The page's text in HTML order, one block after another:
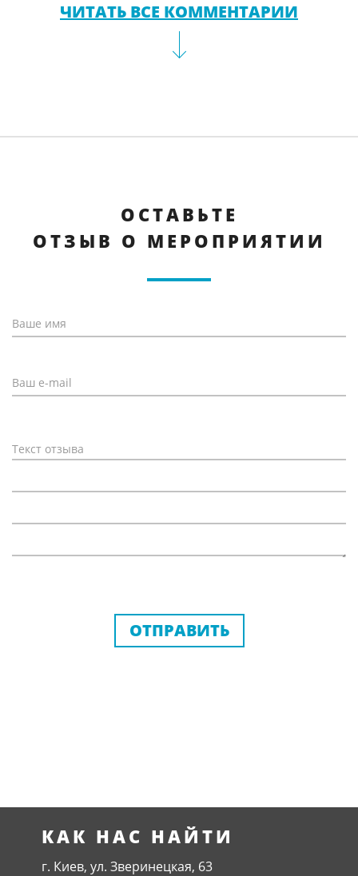
ЧИТАТЬ ВСЕ КОММЕНТАРИИ
ОСТАВЬТЕ
ОТЗЫВ О МЕРОПРИЯТИИ
ОТПРАВИТЬ
КАК НАС НАЙТИ
г. Киев, ул. Зверинецкая, 63